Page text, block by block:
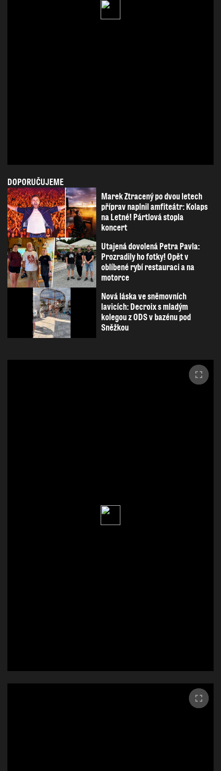
DOPORUČUJEME
Marek Ztracený po dvou letech
příprav naplnil amfiteátr: Kolaps
na Letné! Pártlová stopla
koncert
Utajená dovolená Petra Pavla:
Prozradily ho fotky! Opět v
oblíbené rybí restauraci a na
motorce
Nová láska ve sněmovních
lavicích: Decroix s mladým
kolegou z ODS v bazénu pod
Sněžkou